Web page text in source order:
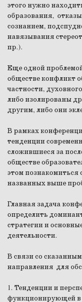
этого нужно
образования,
сознанием,
навязывания
пр.).
Еще одной
обществе конфликт
частности,
либо изолированы
другим, либо они
В рамках
тенденции
сложившиеся за
обществе
этом
названных выше
Главная задача
определить
стратегии и
деятельности.
В связи со
направления для
1. Тенденции и
функционирующей в